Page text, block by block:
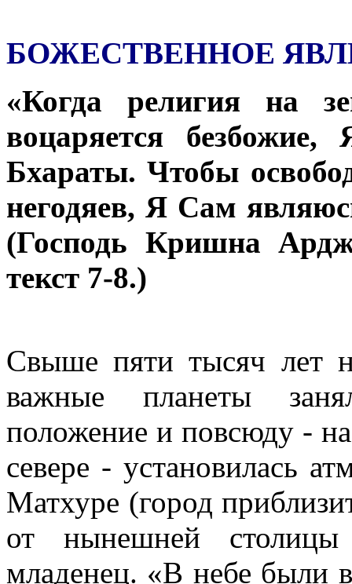
БОЖЕСТВЕННОЕ
«Когда религия на
воцаряется
Бхараты. Чтобы
негодяев, Я Сам
(Господь Кришна
текст 7-8.)
Свыше пяти тысяч лет
важные планеты
положение и повсюду -
севере - установилась
Матхуре (город
от нынешней
младенец. «В небе были